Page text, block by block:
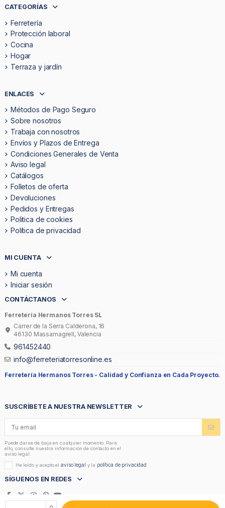
CATEGORÍAS
Ferretería
Protección laboral
Cocina
Hogar
Terraza y jardín
ENLACES
Métodos de Pago Seguro
Sobre nosotros
Trabaja con nosotros
Envíos y Plazos de Entrega
Condiciones Generales de Venta
Aviso legal
Catálogos
Folletos de oferta
Devoluciones
Pedidos y Entregas
Politica de cookies
Política de privacidad
MI CUENTA
Mi cuenta
Iniciar sesión
CONTÁCTANOS
Ferretería Hermanos Torres SL
Carrer de la Serra Calderona, 16
46130 Massamagrell, Valencia
961452440
info@ferreteriatorresonline.es
Ferretería Hermanos Torres - Calidad y Confianza en Cada Proyecto.
SUSCRÍBETE A NUESTRA NEWSLETTER
Puede darse de baja en cualquier momento. Para
ello, consulte nuestra información de contacto en el
aviso legal.
He leído y acepto elaviso legal y la política de privacidad
SÍGUENOS EN REDES